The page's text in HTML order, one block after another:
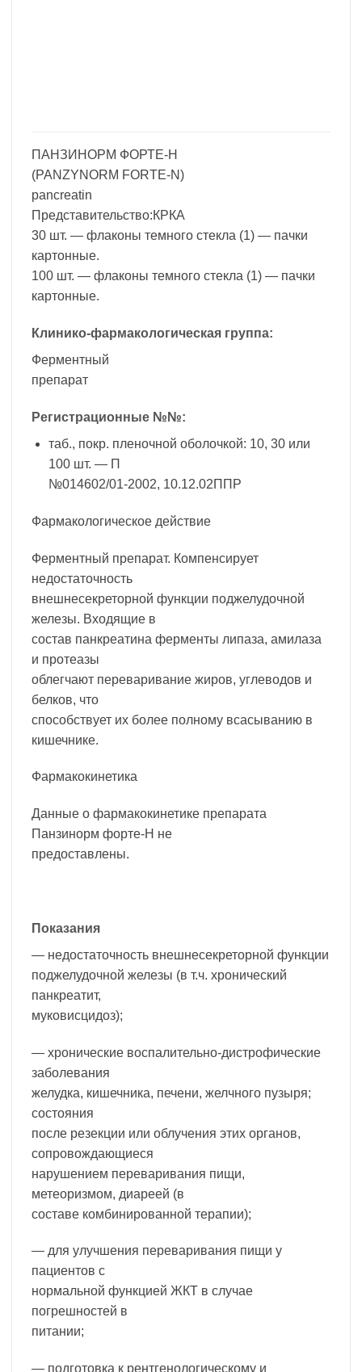
ПАНЗИНОРМ ФОРТЕ-Н
(PANZYNORM FORTE-N)
pancreatin
Представительство:КРКА
30 шт. — флаконы темного стекла (1) — пачки
картонные.
100 шт. — флаконы темного стекла (1) — пачки
картонные.
Клинико-фармакологическая группа:
Ферментный
препарат
Регистрационные №№:
таб., покр. пленочной оболочкой: 10, 30 или
100 шт. — П
№014602/01-2002, 10.12.02ППР
Фармакологическое действие
Ферментный препарат. Компенсирует
недостаточность
внешнесекреторной функции поджелудочной
железы. Входящие в
состав панкреатина ферменты липаза, амилаза
и протеазы
облегчают переваривание жиров, углеводов и
белков, что
способствует их более полному всасыванию в
кишечнике.
Фармакокинетика
Данные о фармакокинетике препарата
Панзинорм форте-Н не
предоставлены.
Показания
— недостаточность внешнесекреторной функции
поджелудочной железы (в т.ч. хронический
панкреатит,
муковисцидоз);
— хронические воспалительно-дистрофические
заболевания
желудка, кишечника, печени, желчного пузыря;
состояния
после резекции или облучения этих органов,
сопровождающиеся
нарушением переваривания пищи,
метеоризмом, диареей (в
составе комбинированной терапии);
— для улучшения переваривания пищи у
пациентов с
нормальной функцией ЖКТ в случае
погрешностей в
питании;
— подготовка к рентгенологическому и